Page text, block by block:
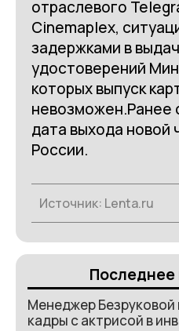
Последнее
Менеджер
кадры с актрисой в
отраслевого
Cinemaplex,
задержками в
удостоверений
которых выпуск
невозможен.Ранее
дата выхода новой
России.
Источник: Lenta.ru